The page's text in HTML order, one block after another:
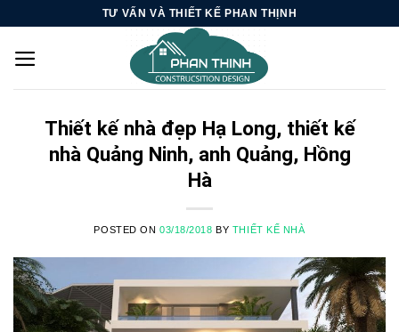
content
TƯ VẤN VÀ THIẾT KẾ PHAN THỊNH
Thiết kế nhà đẹp Hạ Long, thiết kế
nhà Quảng Ninh, anh Quảng, Hồng
Hà
POSTED ON 03/18/2018 BY THIẾT KẾ NHÀ